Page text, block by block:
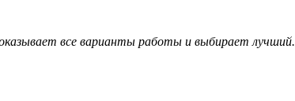
все варианты работы и выбирает лучший.